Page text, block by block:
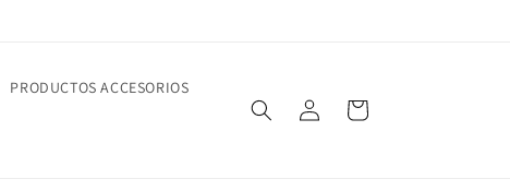
PRODUCTOS ACCESORIOS
Log
in
Cart